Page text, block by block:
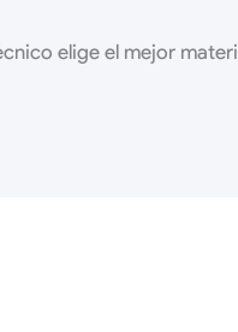
elige el mejor